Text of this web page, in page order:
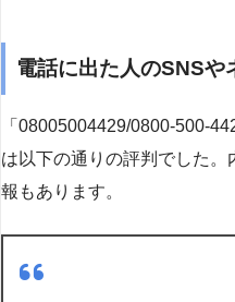
電話に出た人のSNSや
「08005004429/0800-500-
は以下の通りの評判でした
報もあります。